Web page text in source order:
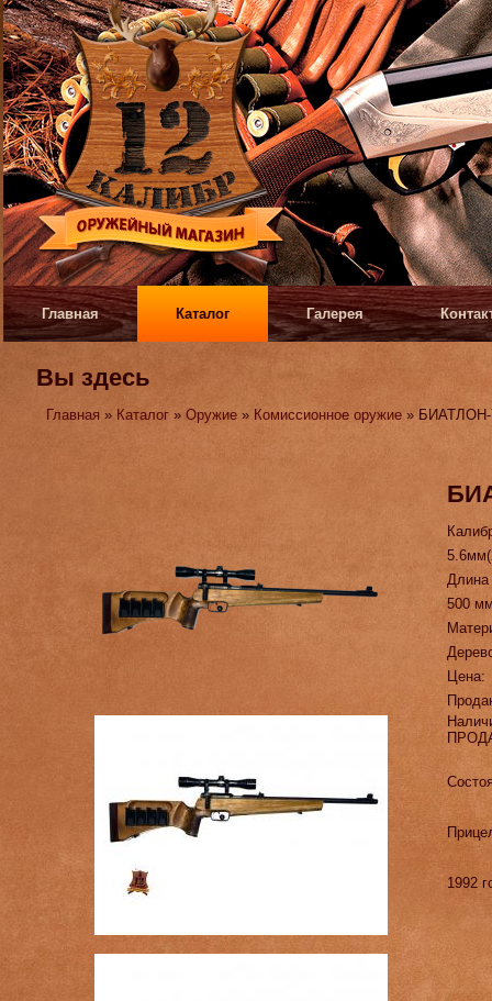
Главная Каталог Галерея
Вы здесь
Главная » Каталог »Оружие » Комиссионное оружие » БИАТЛОН-
500
Цена:
1992